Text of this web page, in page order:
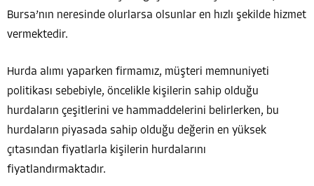
Bursa’nın neresinde olurlarsa olsunlar en hızlı şekilde hizmet
vermektedir.
Hurda alımı yaparken firmamız, müşteri memnuniyeti
politikası sebebiyle, öncelikle kişilerin sahip olduğu
hurdaların çeşitlerini ve hammaddelerini belirlerken, bu
hurdaların piyasada sahip olduğu değerin en yüksek
çıtasından fiyatlarla kişilerin hurdalarını
fiyatlandırmaktadır.